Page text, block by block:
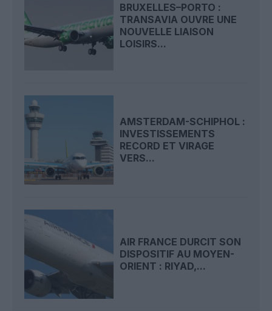
BRUXELLES–PORTO :
TRANSAVIA OUVRE UNE
NOUVELLE LIAISON
LOISIRS...
AMSTERDAM-SCHIPHOL :
INVESTISSEMENTS
RECORD ET VIRAGE
VERS...
AIR FRANCE DURCIT SON
DISPOSITIF AU MOYEN-
ORIENT : RIYAD,...